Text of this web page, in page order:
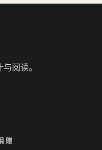
阅读。
赠